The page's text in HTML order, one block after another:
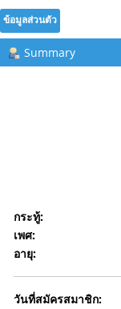
ข้อมูลส่วนตัว
Summary
กระทู้:
เพศ:
อายุ:
วันที่สมัครสมาชิก: